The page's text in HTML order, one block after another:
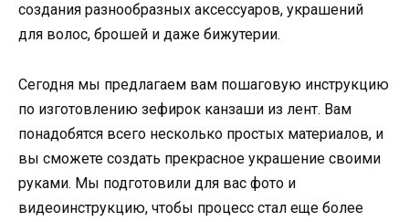
создания разнообразных аксессуаров, украшений
для волос, брошей и даже бижутерии.
Сегодня мы предлагаем вам пошаговую инструкцию
по изготовлению зефирок канзаши из лент. Вам
понадобятся всего несколько простых материалов, и
вы сможете создать прекрасное украшение своими
руками. Мы подготовили для вас фото и
видеоинструкцию, чтобы процесс стал еще более